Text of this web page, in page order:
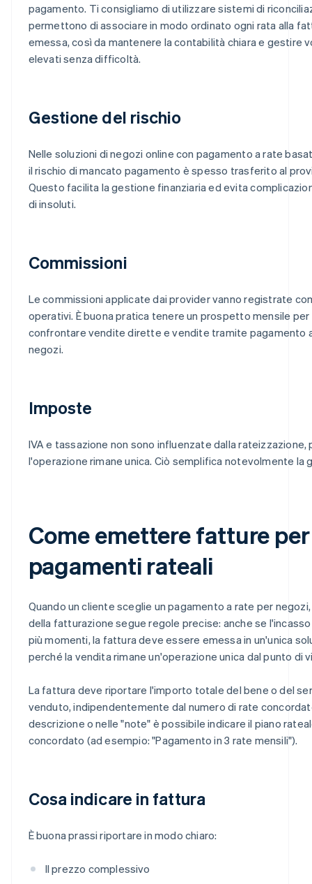
pagamento. Ti consigliamo di utilizzare sistemi di
permettono di associare in modo ordinato ogni rata alla
emessa, così da mantenere la contabilità chiara e gestire
elevati senza difficoltà.
Gestione del rischio
Nelle soluzioni di negozi online con pagamento a rate
il rischio di mancato pagamento è spesso trasferito al
Questo facilita la gestione finanziaria ed evita
di insoluti.
Commissioni
Le commissioni applicate dai provider vanno registrate
operativi. È buona pratica tenere un prospetto mensile per
confrontare vendite dirette e vendite tramite pagamento
negozi.
Imposte
IVA e tassazione non sono influenzate dalla rateizzazione,
l'operazione rimane unica. Ciò semplifica notevolmente la
Come emettere fatture per
pagamenti rateali
Quando un cliente sceglie un pagamento a rate per
della fatturazione segue regole precise: anche se
più momenti, la fattura deve essere emessa in un'unica
perché la vendita rimane un'operazione unica dal punto di
La fattura deve riportare l'importo totale del bene o del
venduto, indipendentemente dal numero di rate
descrizione o nelle "note" è possibile indicare il piano
concordato (ad esempio: "Pagamento in 3 rate mensili").
Cosa indicare in fattura
È buona prassi riportare in modo chiaro:
Il prezzo complessivo